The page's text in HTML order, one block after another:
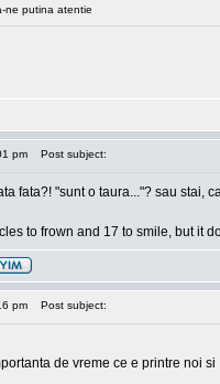
ne putina atentie
pm Post subject:
fata?! "sunt o taura..."? sau stai,
to frown and 17 to smile, but it
pm Post subject:
de vreme ce e printre noi